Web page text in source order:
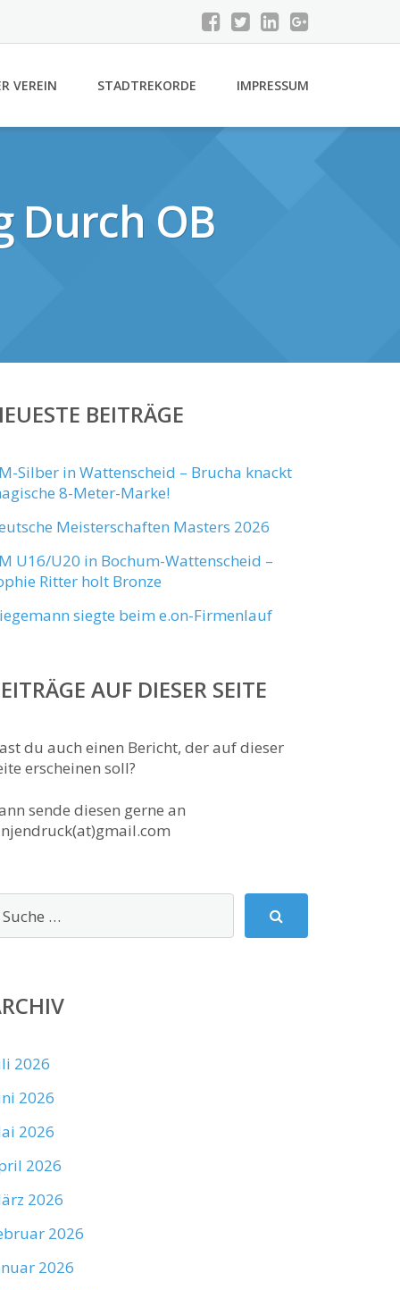
VEREIN STADTREKORDE IMPRESSUM
Durch OB
BEITRÄGE
Silber in Wattenscheid – Brucha knackt
8-Meter-Marke!
Meisterschaften Masters 2026
U16/U20 in Bochum-Wattenscheid –
Ritter holt Bronze
siegte beim e.on-Firmenlauf
AUF DIESER SEITE
du auch einen Bericht, der auf dieser
erscheinen soll?
sende diesen gerne an
2026
2026
2026
2026
2026
2026
2026